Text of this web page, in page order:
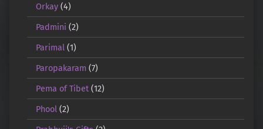
Orkay(4)
Padmini (2)
Parimal (1)
Paropakaram (7)
Pema of Tibet(12)
Phool (2)